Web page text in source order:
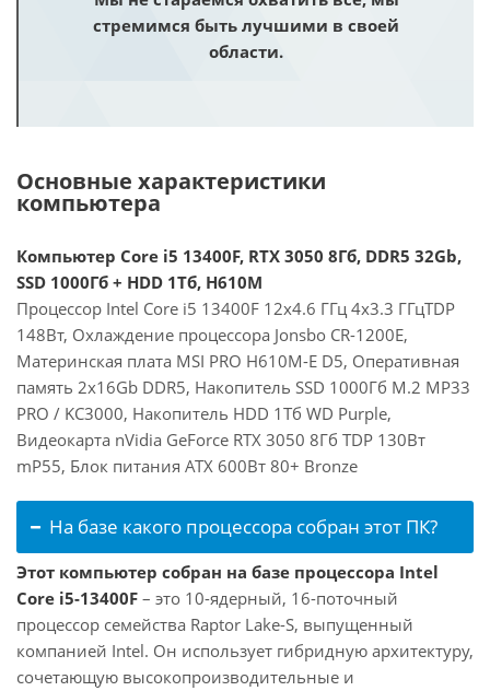
стремимся быть лучшими в своей
области.
Основные характеристики
компьютера
Компьютер Core i5 13400F, RTX 3050 8Гб, DDR5 32Gb,
SSD 1000Гб + HDD 1Тб, H610M
Процессор Intel Core i5 13400F 12x4.6 ГГц 4x3.3 ГГцTDP
148Вт, Охлаждение процессора Jonsbo CR-1200E,
Материнская плата MSI PRO H610M-E D5, Оперативная
память 2x16Gb DDR5, Накопитель SSD 1000Гб M.2 MP33
PRO / KC3000, Накопитель HDD 1Тб WD Purple,
Видеокарта nVidia GeForce RTX 3050 8Гб TDP 130Вт
mP55, Блок питания ATX 600Вт 80+ Bronze
На базе какого процессора собран этот ПК?
Этот компьютер собран на базе процессора Intel
Core i5-13400F – это 10-ядерный, 16-поточный
процессор семейства Raptor Lake-S, выпущенный
компанией Intel. Он использует гибридную архитектуру,
сочетающую высокопроизводительные и